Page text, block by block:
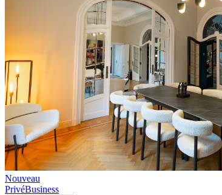
Nouveau
PrivéBusiness